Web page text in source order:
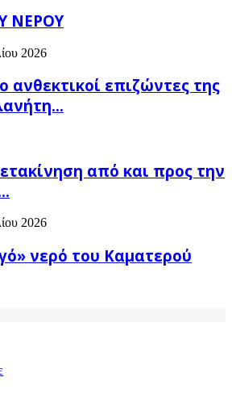
ΝΕΡΟΥ
2026
ανθεκτικοί επιζώντες της
από και προς την
2026
νερό του Καματερού